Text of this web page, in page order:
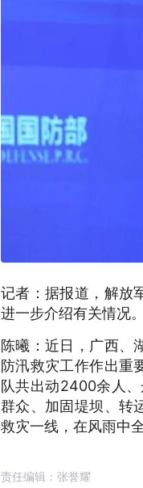
记者：据报道，解放
进一步介绍有关情况。
陈曦：近日，广西、
防汛救灾工作作出重
队共出动2400余人
群众、加固堤坝、转
救灾一线，在风雨中
责任编辑：张誉耀